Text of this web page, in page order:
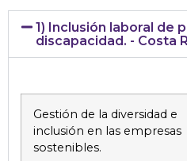
1) Inclusión laboral de
discapacidad. - Costa
Gestión de la diversidad e
inclusión en las empresas
sostenibles.